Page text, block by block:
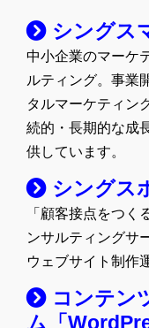
イ
ブ
シングス
中小企業のマーケ
ルティング。事業
タルマーケティン
続的・長期的な成
供しています。
シングス
「顧客接点をつく
ンサルティングサ
ウェブサイト制作
コンテン
ム「